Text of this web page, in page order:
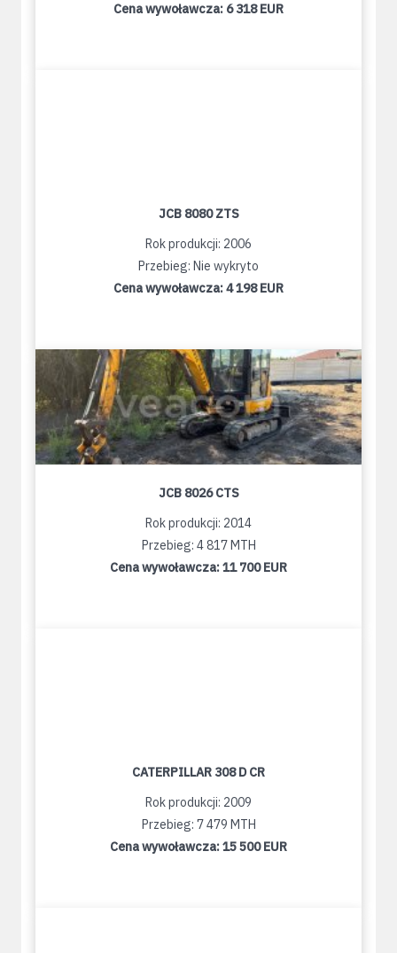
Cena wywoławcza: 6 318 EUR
JCB 8080 ZTS
Rok produkcji: 2006
Przebieg: Nie wykryto
Cena wywoławcza:4 198 EUR
JCB 8026 CTS
Rok produkcji: 2014
Przebieg: 4 817 MTH
Cena wywoławcza:11 700 EUR
CATERPILLAR 308 D CR
Rok produkcji: 2009
Przebieg: 7 479 MTH
Cena wywoławcza:15 500 EUR